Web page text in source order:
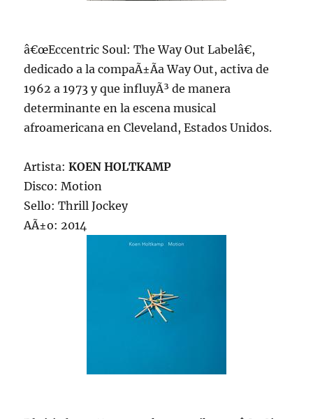
â€œEccentric Soul: The Way Out Labelâ€,
dedicado a la compaÃ±Ã­a Way Out, activa de
1962 a 1973 y que influyÃ³ de manera
determinante en la escena musical
afroamericana en Cleveland, Estados Unidos.
Artista:KOEN HOLTKAMP
Disco: Motion
Sello: Thrill Jockey
AÃ±o: 2014